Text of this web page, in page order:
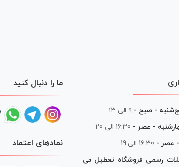
- صبح - ۹ الی ۱۳
- عصر - 16:30 الی 20
- عصر - 16:30 الی 19
رسمی فروشگاه تعطیل می
ما را دنبال کنید
نمادهای اعتماد